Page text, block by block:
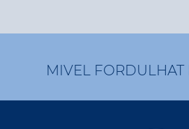
MIVEL FORDULHAT